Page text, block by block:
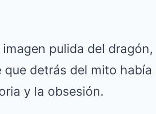
pulida del dragón,
detrás del mito había
y la obsesión.